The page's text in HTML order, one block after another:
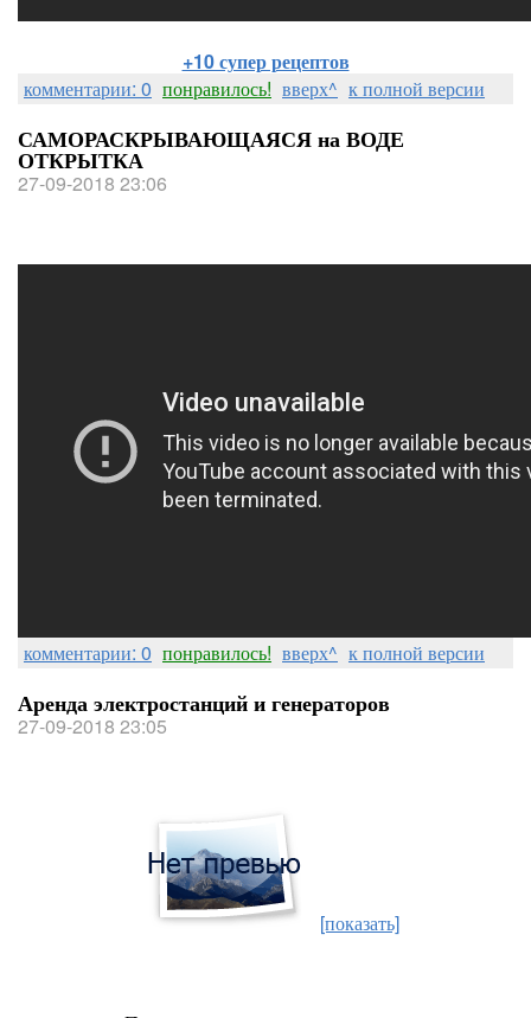
+10 супер рецептов
комментарии: 0 понравилось! вверх^ к полной версии
САМОРАСКРЫВАЮЩАЯСЯ на ВОДЕ
ОТКРЫТКА
27-09-2018 23:06
комментарии: 0 понравилось! вверх^ к полной версии
Аренда электростанций и генераторов
27-09-2018 23:05
[показать]